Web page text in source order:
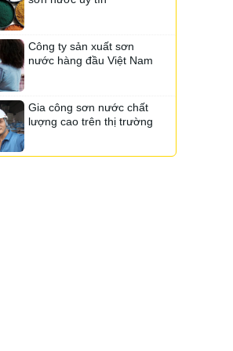
Sơn Topping
Sơn Aten
Công ty sản xuất sơn
nước hàng đầu Việt Nam
Gia công sơn nước chất
lượng cao trên thị trường